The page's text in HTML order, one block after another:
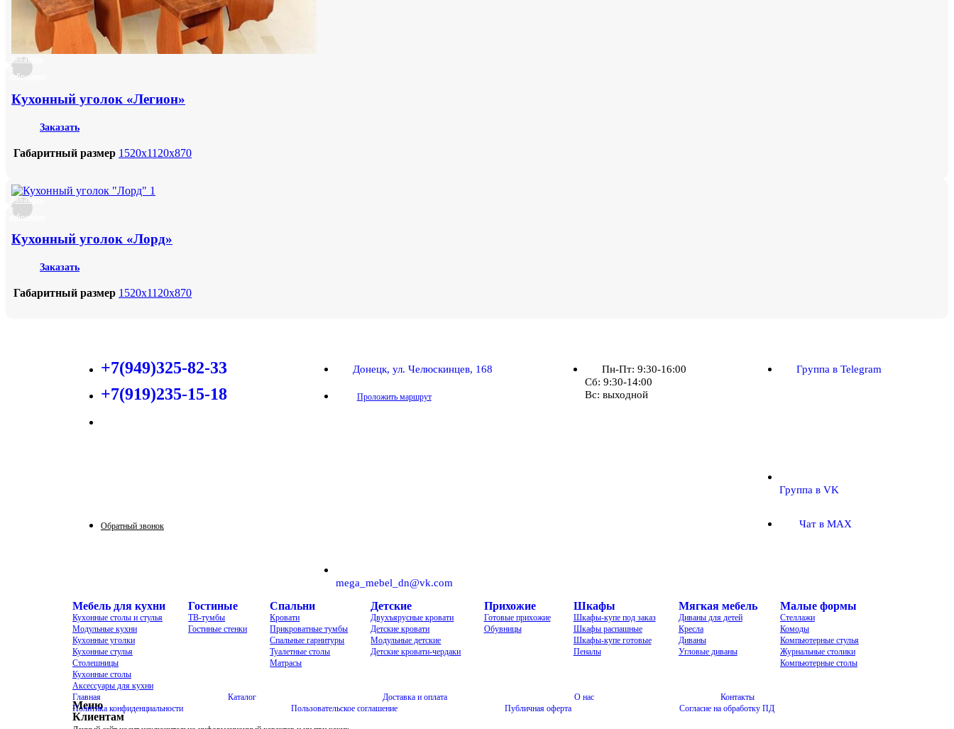
Добавить
в
избранное
Кухонный уголок «Легион»
Заказать
Габаритный размер 1520х1120х870
Добавить
в
избранное
Кухонный уголок «Лорд»
Заказать
Габаритный размер 1520х1120х870
+7(949)325-82-33
+7(919)235-15-18
Обратный звонок
Донецк, ул. Челюскинцев, 168
Проложить маршрут
mega_mebel_dn@vk.com
Пн-Пт: 9:30-16:00
Сб: 9:30-14:00
Вс: выходной
Группа в Telegram
Группа в VK
Чат в MAX
Мебель для кухни
Кухонные столы и стулья
Модульные кухни
Кухонные уголки
Кухонные стулья
Столешницы
Кухонные столы
Аксессуары для кухни
Гостиные
ТВ-тумбы
Гостиные стенки
Спальни
Кровати
Прикроватные тумбы
Спальные гарнитуры
Туалетные столы
Матрасы
Детские
Двухъярусные кровати
Детские кровати
Модульные детские
Детские кровати-чердаки
Прихожие
Готовые прихожие
Обувницы
Шкафы
Шкафы-купе под заказ
Шкафы распашные
Шкафы-купе готовые
Пеналы
Мягкая мебель
Диваны для детей
Кресла
Диваны
Угловые диваны
Малые формы
Стеллажи
Комоды
Компьютерные стулья
Журнальные столики
Компьютерные столы
Меню
Главная Каталог Доставка и оплата О нас Контакты
Клиентам
Политика конфиденциальности Пользовательское соглашение Публичная оферта Согласие на обработку ПД